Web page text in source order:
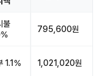
불
795,600원
1.1% 1,021,020원